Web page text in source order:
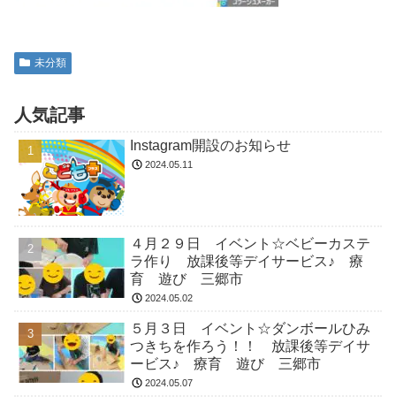
未分類
人気記事
Instagram開設のお知らせ
2024.05.11
４月２９日 イベント☆ベビーカステ
ラ作り 放課後等デイサービス♪ 療
育 遊び 三郷市
2024.05.02
５月３日 イベント☆ダンボールひみ
つきちを作ろう！！ 放課後等デイサ
ービス♪ 療育 遊び 三郷市
2024.05.07